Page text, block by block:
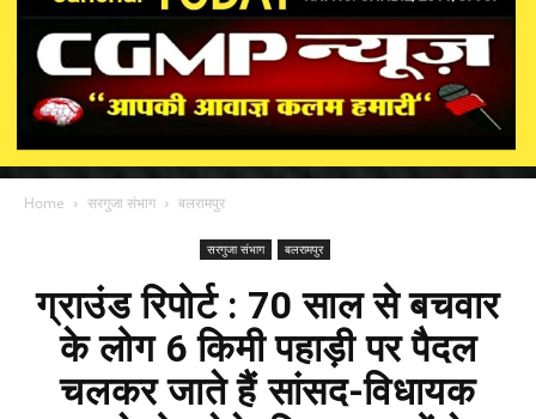
Home सरगुजा संभाग बलरामपुर
सरगुजा संभाग बलरामपुर
ग्राउंड रिपोर्ट : 70 साल से बचवार
के लोग 6 किमी पहाड़ी पर पैदल
चलकर जाते हैं सांसद-विधायक